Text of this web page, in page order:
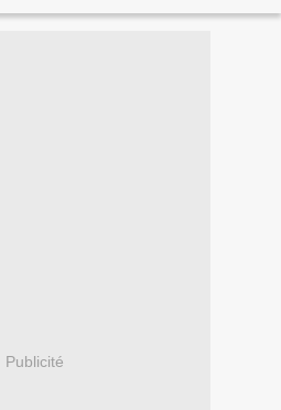
Publicité